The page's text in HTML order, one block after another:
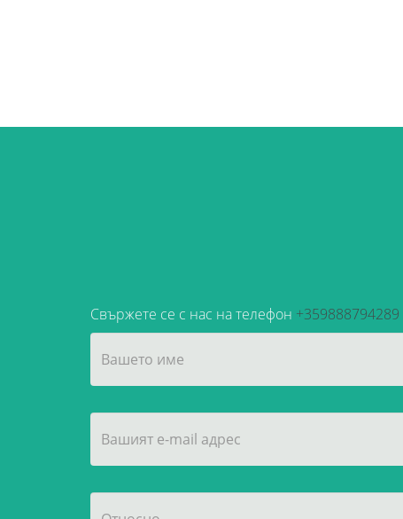
Свържете се с нас на телефон +359888794289